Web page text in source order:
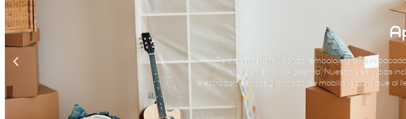
Realizamos la mudanza, embalaje y
apartamento de destino. Nuestros servicios
electrodomésticos y armado de mobiliario para que al